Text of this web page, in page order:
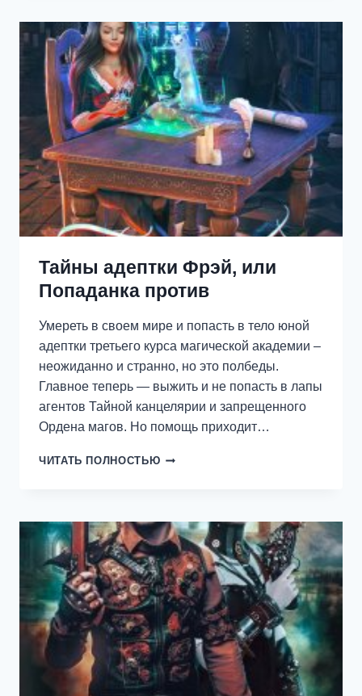
Тайны адептки Фрэй, или
Попаданка против
Умереть в своем мире и попасть в тело юной
адептки третьего курса магической академии –
неожиданно и странно, но это полбеды.
Главное теперь — выжить и не попасть в лапы
агентов Тайной канцелярии и запрещенного
Ордена магов. Но помощь приходит…
ЧИТАТЬ ПОЛНОСТЬЮ ТАЙНЫ
ПОПАДАНКА
ПРОТИВ